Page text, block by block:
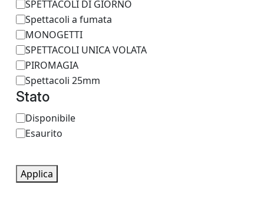
C
a
t
e
g
o
r
i
SPETTACOLI DI GIORNO
Spettacoli a fumata
MONOGETTI
SPETTACOLI UNICA VOLATA
PIROMAGIA
Spettacoli 25mm
Stato
S
t
Disponibile
Esaurito
Applica